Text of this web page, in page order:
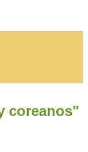
coreanos"